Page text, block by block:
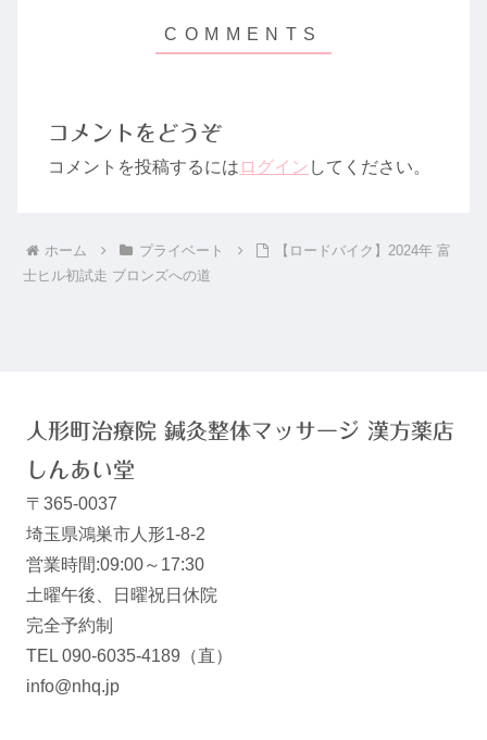
コメントをどうぞ
コメントを投稿するには ログイン してください。
ホーム プライベート
【ロードバイク】2024年 富
士ヒル初試走 ブロンズへの道
人形町治療院 鍼灸整体マッサージ 漢方薬店
しんあい堂
〒365-0037
埼玉県鴻巣市人形1-8-2
営業時間:09:00～17:30
土曜午後、日曜祝日休院
完全予約制
TEL 090-6035-4189（直）
info@nhq.jp